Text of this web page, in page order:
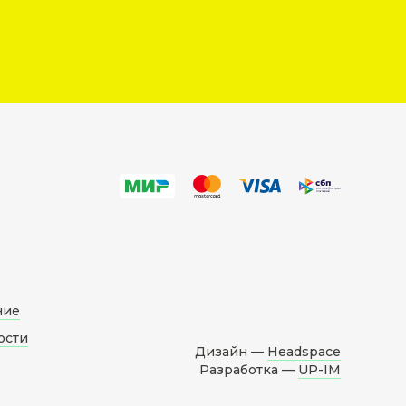
Дизайн — Headspace
Разработка — UP-IM